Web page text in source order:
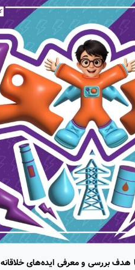
هدف بررسی و معرفی ایده‌های